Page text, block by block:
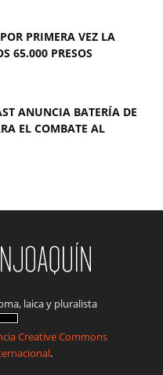
PRIMERA VEZ LA
65.000 PRESOS
ANUNCIA BATERÍA DE
EL COMBATE AL
laica y pluralista
Creative Commons
.